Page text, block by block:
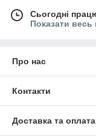
Сьогодні
Показати весь
Про нас
Контакти
Доставка та оплата